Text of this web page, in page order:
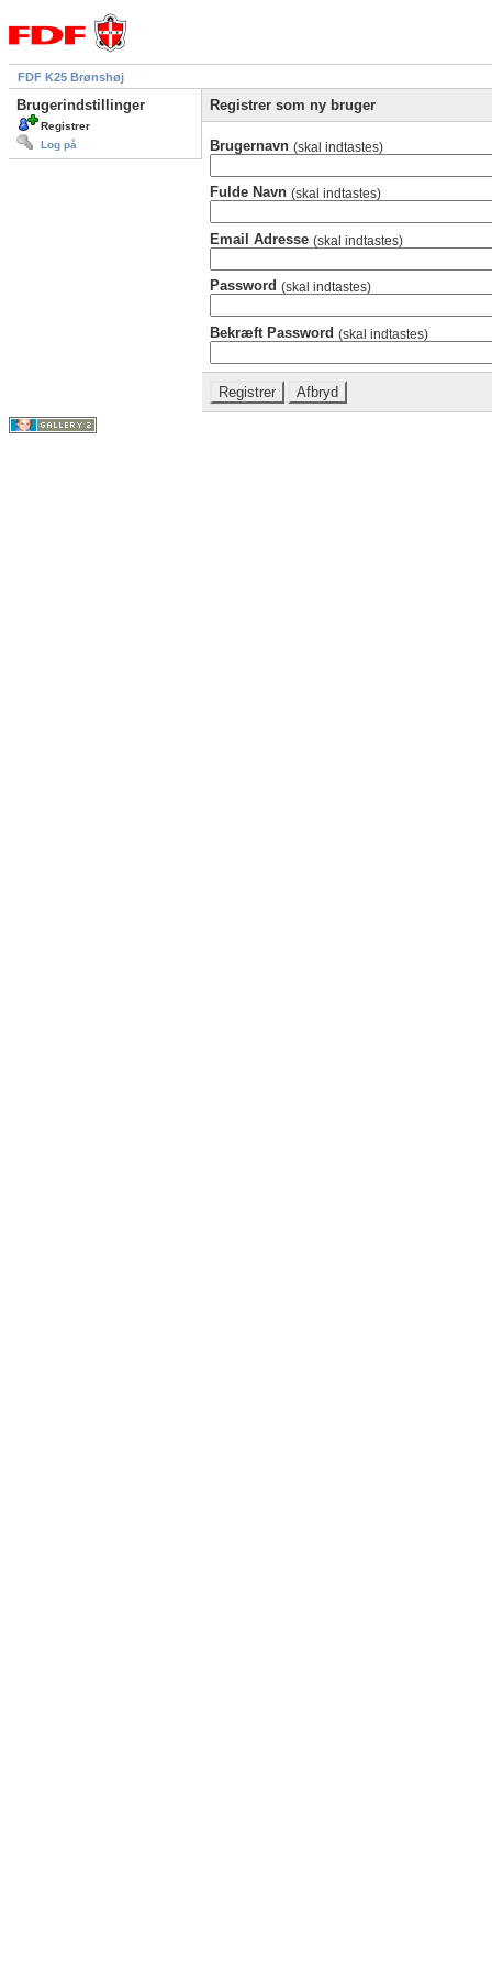
FDF K25 Brønshøj
Brugerindstillinger
Registrer
Log på
Registrer som ny bruger
Brugernavn (skal indtastes)
Fulde Navn (skal indtastes)
Email Adresse (skal indtastes)
Password (skal indtastes)
Bekræft Password (skal indtastes)